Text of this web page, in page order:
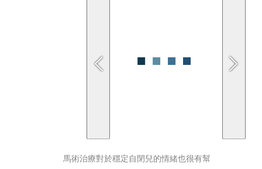
馬術治療對於穩定自閉兒的情緒也很有幫